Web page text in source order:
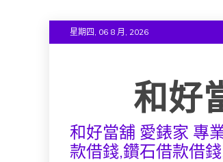
to
星期四, 06 8 月, 2026
和好
和好當舖 愛錶家 專
款借錢,鑽石借款借